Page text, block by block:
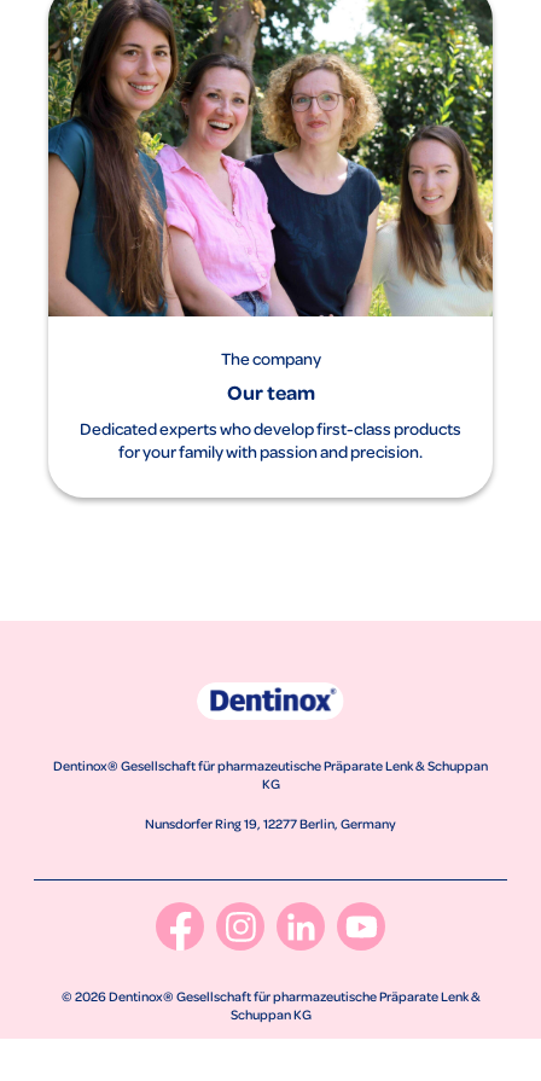
The company
Our team
Dedicated experts who develop first-class products
for your family with passion and precision.
Dentinox® Gesellschaft für pharmazeutische Präparate Lenk & Schuppan
KG
Nunsdorfer Ring 19, 12277 Berlin, Germany
© 2026 Dentinox® Gesellschaft für pharmazeutische Präparate Lenk &
Schuppan KG